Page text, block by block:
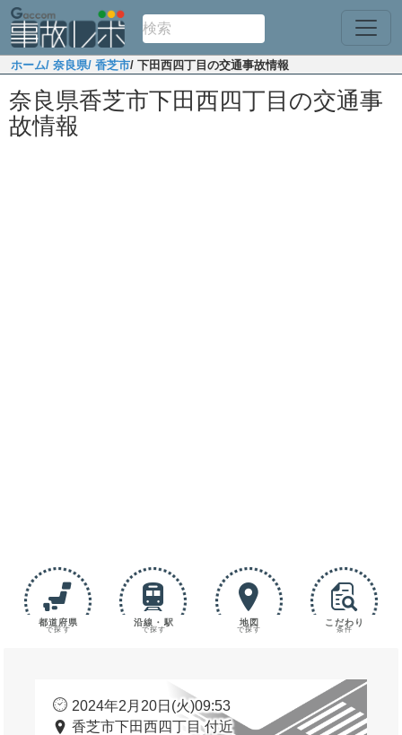
ホーム/ 奈良県/ 香芝市/ 下田西四丁目の交通事故情報
奈良県香芝市下田西四丁目の交通事
故情報
都道府県
で探す
沿線・駅
で探す
地図
で探す
こだわり
条件
2024年2月20日(火)09:53
香芝市下田西四丁目 付近